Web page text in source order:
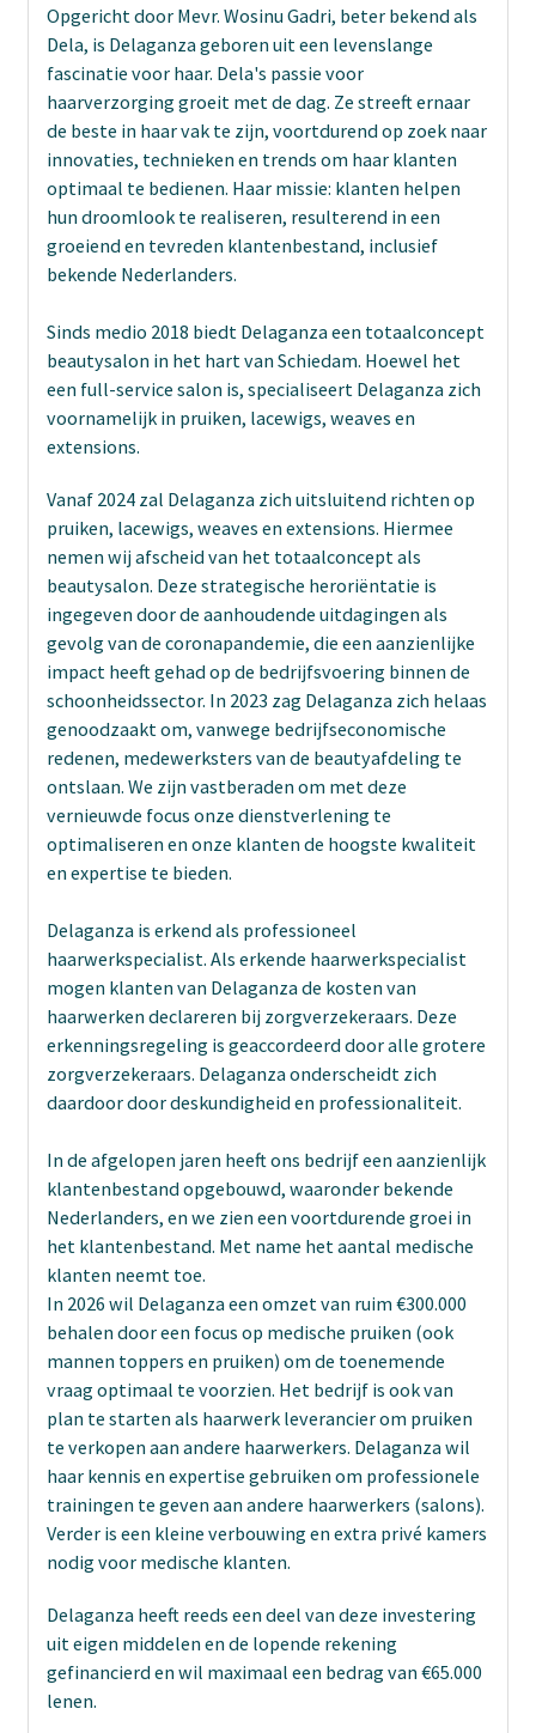
Opgericht door Mevr. Wosinu Gadri, beter bekend als
Dela, is Delaganza geboren uit een levenslange
fascinatie voor haar. Dela's passie voor
haarverzorging groeit met de dag. Ze streeft ernaar
de beste in haar vak te zijn, voortdurend op zoek naar
innovaties, technieken en trends om haar klanten
optimaal te bedienen. Haar missie: klanten helpen
hun droomlook te realiseren, resulterend in een
groeiend en tevreden klantenbestand, inclusief
bekende Nederlanders.
Sinds medio 2018 biedt Delaganza een totaalconcept
beautysalon in het hart van Schiedam. Hoewel het
een full-service salon is, specialiseert Delaganza zich
voornamelijk in pruiken, lacewigs, weaves en
extensions.
Vanaf 2024 zal Delaganza zich uitsluitend richten op
pruiken, lacewigs, weaves en extensions. Hiermee
nemen wij afscheid van het totaalconcept als
beautysalon. Deze strategische heroriëntatie is
ingegeven door de aanhoudende uitdagingen als
gevolg van de coronapandemie, die een aanzienlijke
impact heeft gehad op de bedrijfsvoering binnen de
schoonheidssector. In 2023 zag Delaganza zich helaas
genoodzaakt om, vanwege bedrijfseconomische
redenen, medewerksters van de beautyafdeling te
ontslaan. We zijn vastberaden om met deze
vernieuwde focus onze dienstverlening te
optimaliseren en onze klanten de hoogste kwaliteit
en expertise te bieden.
Delaganza is erkend als professioneel
haarwerkspecialist. Als erkende haarwerkspecialist
mogen klanten van Delaganza de kosten van
haarwerken declareren bij zorgverzekeraars. Deze
erkenningsregeling is geaccordeerd door alle grotere
zorgverzekeraars. Delaganza onderscheidt zich
daardoor door deskundigheid en professionaliteit.
In de afgelopen jaren heeft ons bedrijf een aanzienlijk
klantenbestand opgebouwd, waaronder bekende
Nederlanders, en we zien een voortdurende groei in
het klantenbestand. Met name het aantal medische
klanten neemt toe.
In 2026 wil Delaganza een omzet van ruim €300.000
behalen door een focus op medische pruiken (ook
mannen toppers en pruiken) om de toenemende
vraag optimaal te voorzien. Het bedrijf is ook van
plan te starten als haarwerk leverancier om pruiken
te verkopen aan andere haarwerkers. Delaganza wil
haar kennis en expertise gebruiken om professionele
trainingen te geven aan andere haarwerkers (salons).
Verder is een kleine verbouwing en extra privé kamers
nodig voor medische klanten.
Delaganza heeft reeds een deel van deze investering
uit eigen middelen en de lopende rekening
gefinancierd en wil maximaal een bedrag van €65.000
lenen.